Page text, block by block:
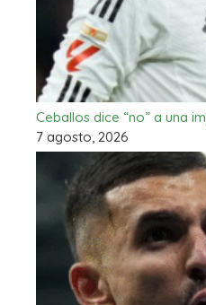
Ceballos dice “no” a una
7 agosto, 2026